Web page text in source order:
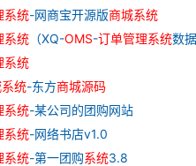
系统-网商宝开源版商城系统
系统 （XQ-OMS-订单管理系统数
系统
系统-东方商城源码
系统-某公司的团购网站
系统-网络书店v1.0
系统-第一团购系统3.8